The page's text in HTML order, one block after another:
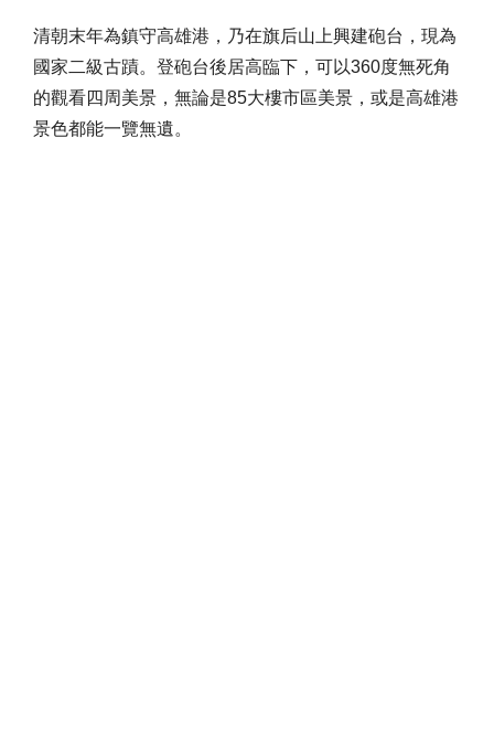
清朝末年為鎮守高雄港，乃在旗后山上興建砲台，現為
國家二級古蹟。登砲台後居高臨下，可以360度無死角
的觀看四周美景，無論是85大樓市區美景，或是高雄港
景色都能一覽無遺。